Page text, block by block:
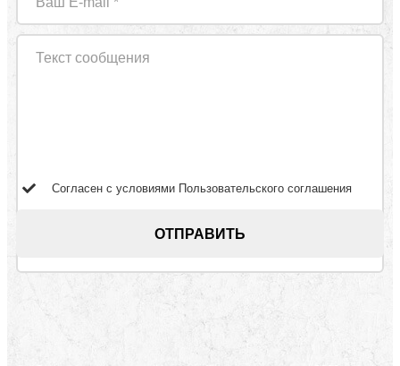
Согласен с условиями Пользовательского соглашения